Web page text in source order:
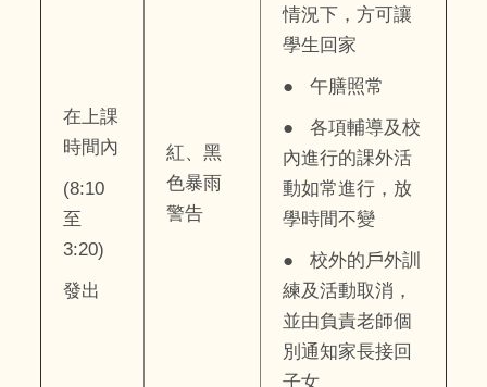
在上課
時間內
(8:10
至
3:20)
發出
紅、黑
色暴雨
警告
情況下，方可讓
學生回家
● 午膳照常
● 各項輔導及校
內進行的課外活
動如常進行，放
學時間不變
● 校外的戶外訓
練及活動取消，
並由負責老師個
別通知家長接回
子女